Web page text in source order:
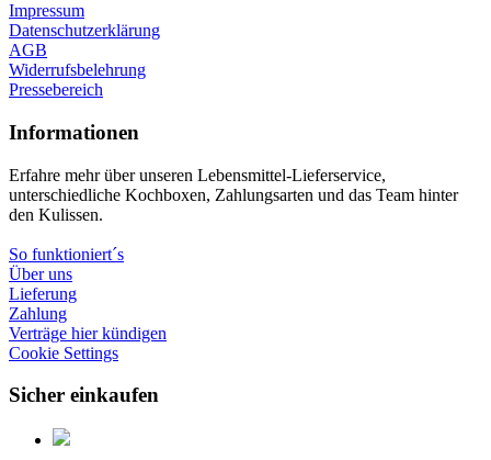
Impressum
Datenschutzerklärung
AGB
Widerrufsbelehrung
Pressebereich
Informationen
Erfahre mehr über unseren Lebensmittel-Lieferservice,
unterschiedliche Kochboxen, Zahlungsarten und das Team hinter
den Kulissen.
So funktioniert´s
Über uns
Lieferung
Zahlung
Verträge hier kündigen
Cookie Settings
Sicher einkaufen